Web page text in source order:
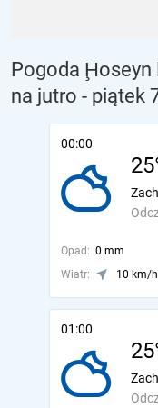
Pogoda Ḩoseyn
na jutro - piątek
00:00
Opad: 0 mm
Wiatr:
10 km/h
01:00